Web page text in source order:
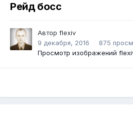
Рейд босс
Автор flexiv
9 декабря, 2016
875
Просмотр изображений